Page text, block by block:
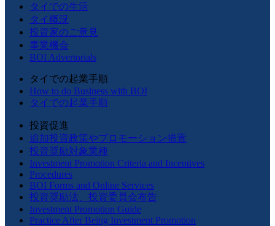
タイでの生活
タイ概況
投資家のご意見
事業機会
BOI Advertorials
タイでの起業手順
How to do Business with BOI
タイでの起業手順
投資促進
追加投資政策やプロモーション措置
投資奨励対象業種
Investment Promotion Criteria and Incentives
Procedures
BOI Forms and Online Services
投資奨励法、投資委員会布告
Investment Promotion Guide
Practice After Being Investment Promotion